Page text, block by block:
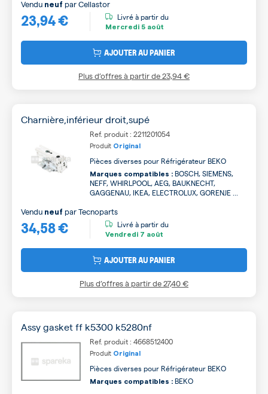
23,94 €
Vendu neuf parCellastor
Livré à partir du
Mercredi 5 août
AJOUTER AU PANIER
Plus d’offres à partir de23,94 €
Charnière,inférieur droit,supé
Ref. produit : 2211201054
Produit Original
Pièces diverses pour Réfrigérateur BEKO
Marques compatibles : BOSCH, SIEMENS,
NEFF, WHIRLPOOL, AEG, BAUKNECHT,
GAGGENAU, IKEA, ELECTROLUX, GORENJE ...
34,58 €
Vendu neuf parTecnoparts
Livré à partir du
Vendredi 7 août
AJOUTER AU PANIER
Plus d’offres à partir de27,40 €
Assy gasket ff k5300 k5280nf
Ref. produit : 4668512400
Produit Original
Pièces diverses pour Réfrigérateur BEKO
Marques compatibles : BEKO